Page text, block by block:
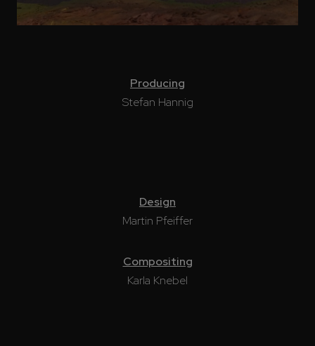
Producing
Stefan Hannig
Design
Martin Pfeiffer
Compositing
Karla Knebel